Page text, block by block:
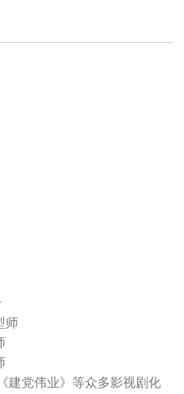
师
建党伟业》等众多影视剧化